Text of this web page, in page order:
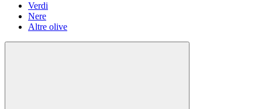
Verdi
Nere
Altre olive